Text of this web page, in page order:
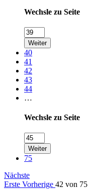
Wechsle zu Seite
Weiter
40
41
42
43
44
…
Wechsle zu Seite
Weiter
75
Nächste
Erste Vorherige 42 von 75